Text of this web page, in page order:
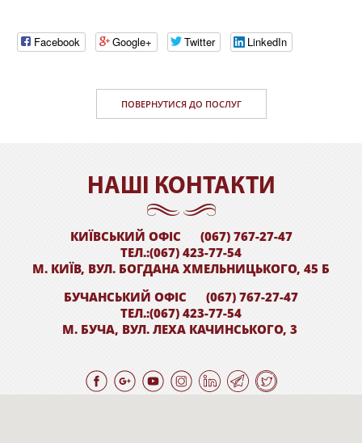
Facebook Google+ Twitter LinkedIn
ПОВЕРНУТИСЯ ДО ПОСЛУГ
НАШI КОНТАКТИ
КИЇВСЬКИЙ ОФІС
(067) 767-27-47
ТЕЛ.:(067) 423-77-54
М. КИЇВ, ВУЛ. БОГДАНА ХМЕЛЬНИЦЬКОГО, 45 Б
БУЧАНСЬКИЙ ОФІС
(067) 767-27-47
ТЕЛ.:(067) 423-77-54
М. БУЧА, ВУЛ. ЛЕХА КАЧИНСЬКОГО, 3